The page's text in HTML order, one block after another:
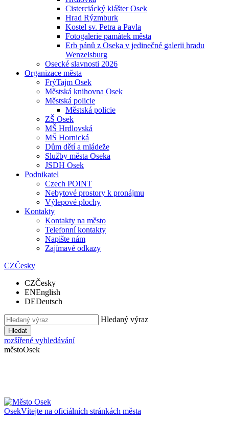
Cisterciácký klášter Osek
Hrad Rýzmburk
Kostel sv. Petra a Pavla
Fotogalerie památek města
Erb pánů z Oseka v jedinečné galerii hradu
Wenzelsburg
Osecké slavnosti 2026
Organizace města
FrýTajm Osek
Městská knihovna Osek
Městská policie
Městská policie
ZŠ Osek
MŠ Hrdlovská
MŠ Hornická
Dům dětí a mládeže
Služby města Oseka
JSDH Osek
Podnikatel
Czech POINT
Nebytové prostory k pronájmu
Výlepové plochy
Kontakty
Kontakty na město
Telefonní kontakty
Napište nám
Zajímavé odkazy
CZČesky
CZČesky
ENEnglish
DEDeutsch
Hledaný výraz
Hledat
rozšířené vyhledávání
městoOsek
OsekVítejte na oficiálních stránkách města